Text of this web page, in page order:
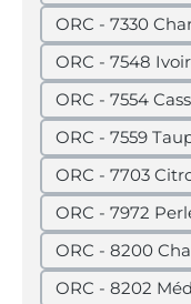
ORC - 7330
ORC - 7548
ORC - 7554
ORC - 7559
ORC - 7703
ORC - 7972
ORC - 8200
ORC - 8202